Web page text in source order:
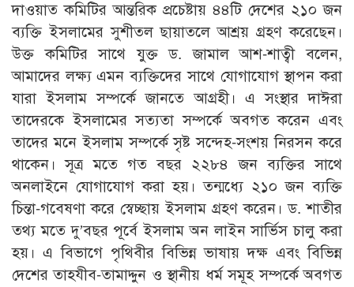
দাওয়াত কমিটির আন্তরিক প্রচেষ্টায় ৪৪টি দেশের ২১০ জন
ব্যক্তি ইসলামের সুশীতল ছায়াতলে আশ্রয় গ্রহণ করেছেন।
উক্ত কমিটির সাথে যুক্ত ড. জামাল আশ-শাত্বী বলেন,
আমাদের লক্ষ্য এমন ব্যক্তিদের সাথে যোগাযোগ স্থাপন করা
যারা ইসলাম সম্পর্কে জানতে আগ্রহী। এ সংস্থার দাঈরা
তাদেরকে ইসলামের সত্যতা সম্পর্কে অবগত করেন এবং
তাদের মনে ইসলাম সম্পর্কে সৃষ্ট সন্দেহ-সংশয় নিরসন করে
থাকেন। সূত্র মতে গত বছর ২২৮৪ জন ব্যক্তির সাথে
অনলাইনে যোগাযোগ করা হয়। তন্মধ্যে ২১০ জন ব্যক্তি
চিন্তা-গবেষণা করে স্বেচ্ছায় ইসলাম গ্রহণ করেন। ড. শাতীর
তথ্য মতে দু’বছর পূর্বে ইসলাম অন লাইন সার্ভিস চালু করা
হয়। এ বিভাগে পৃথিবীর বিভিন্ন ভাষায় দক্ষ এবং বিভিন্ন
দেশের তাহযীব-তামাদ্দুন ও স্থানীয় ধর্ম সমূহ সম্পর্কে অবগত